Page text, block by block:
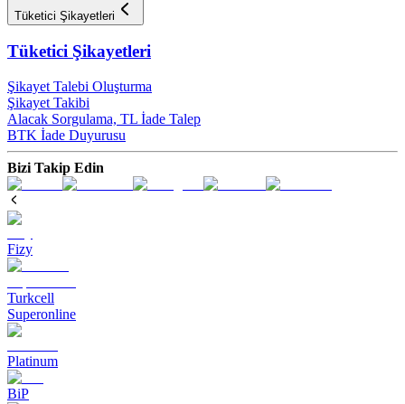
Tüketici Şikayetleri
Tüketici Şikayetleri
Şikayet Talebi Oluşturma
Şikayet Takibi
Alacak Sorgulama, TL İade Talep​
BTK İade Duyurusu
Bizi Takip Edin
Fizy
Turkcell
Superonline
Platinum
BiP